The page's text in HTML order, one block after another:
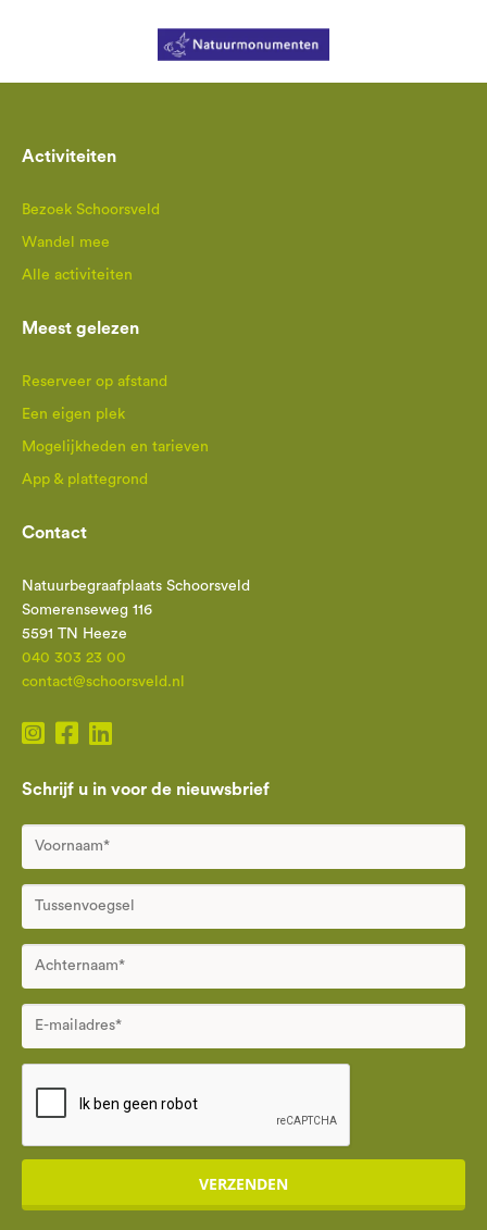
Activiteiten
Bezoek Schoorsveld
Wandel mee
Alle activiteiten
Meest gelezen
Reserveer op afstand
Een eigen plek
Mogelijkheden en tarieven
App & plattegrond
Contact
Natuurbegraafplaats Schoorsveld
Somerenseweg 116
5591 TN Heeze
040 303 23 00
contact@schoorsveld.nl
Schrijf u in voor de nieuwsbrief
VERZENDEN